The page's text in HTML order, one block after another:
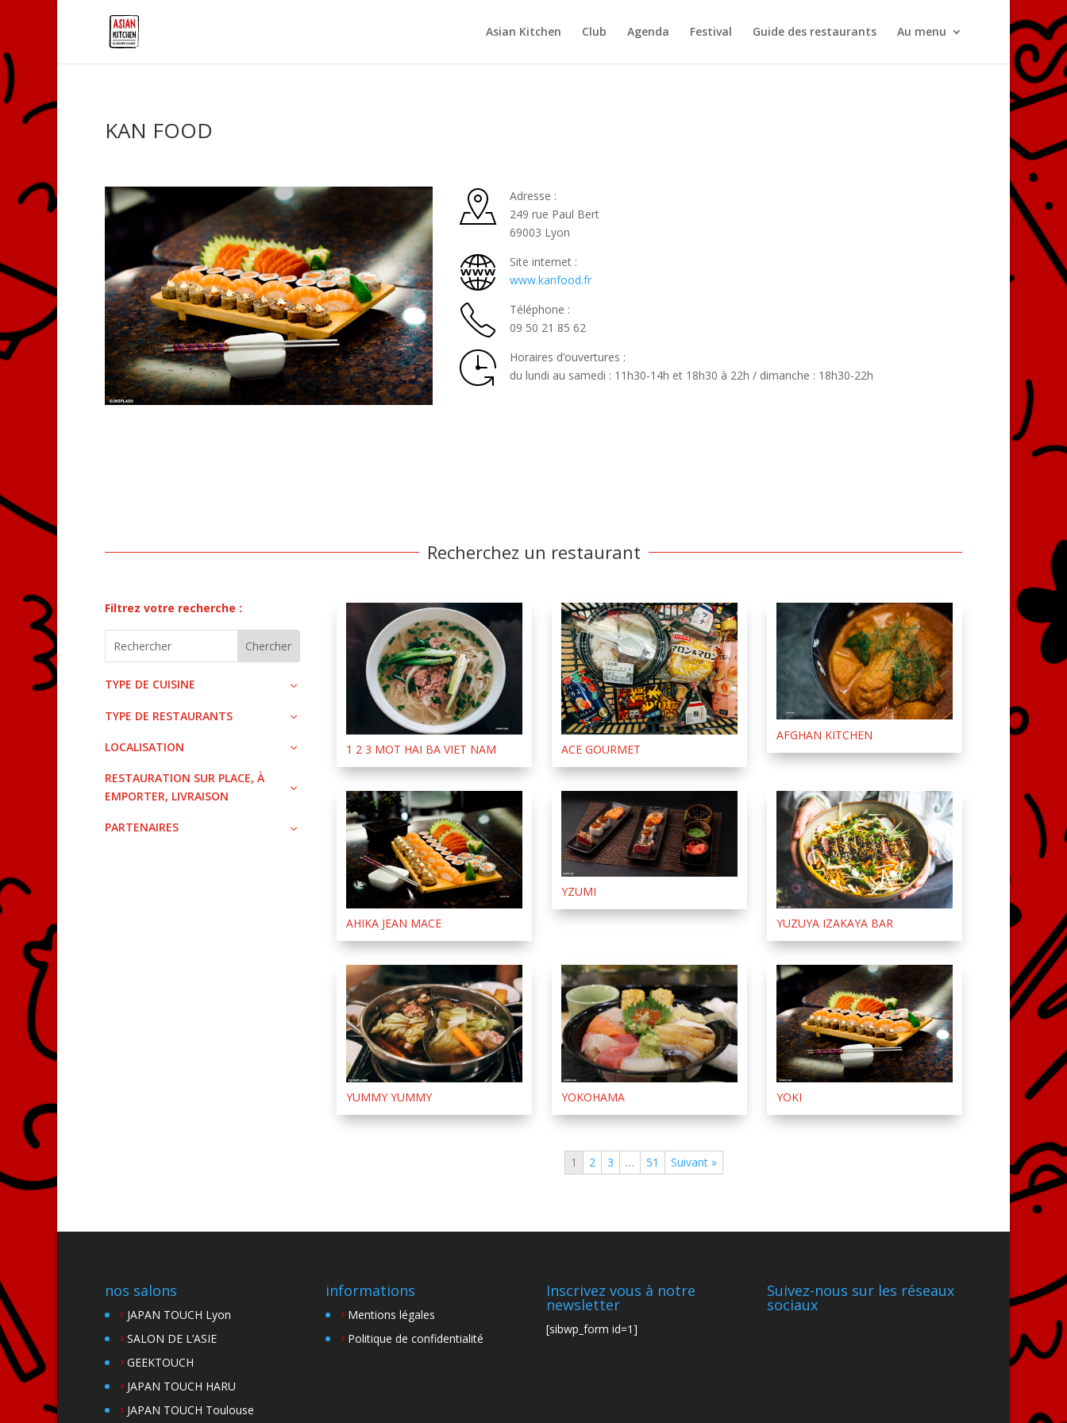
Asian Kitchen Club Agenda Festival Guide des restaurants Au menu
KAN FOOD
Adresse :
249 rue Paul Bert
69003 Lyon
Site internet :
www.kanfood.fr
Téléphone :
09 50 21 85 62
Horaires d’ouvertures :
du lundi au samedi : 11h30-14h et 18h30 à 22h / dimanche : 18h30-22h
Recherchez un restaurant
Filtrez votre recherche :
TYPE DE CUISINE
TYPE DE RESTAURANTS
LOCALISATION
RESTAURATION SUR PLACE, À
EMPORTER, LIVRAISON
PARTENAIRES
1 2 3 MOT HAI BA VIET NAM ACE GOURMET
AFGHAN KITCHEN
AHIKA JEAN MACE
YZUMI
YUZUYA IZAKAYA BAR
YUMMY YUMMY YOKOHAMA YOKI
1 2 3 … 51 Suivant »
nos salons
JAPAN TOUCH Lyon
SALON DE L’ASIE
GEEKTOUCH
JAPAN TOUCH HARU
JAPAN TOUCH Toulouse
informations
Mentions légales
Politique de confidentialité
Inscrivez vous à notre
newsletter
[sibwp_form id=1]
Suivez-nous sur les réseaux
sociaux